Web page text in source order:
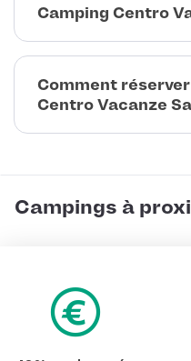
Camping Centro
Comment
Centro Vacanze
Campings à